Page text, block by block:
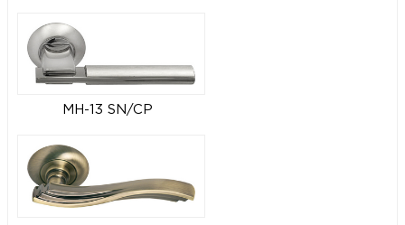
MH-13 SN/CP